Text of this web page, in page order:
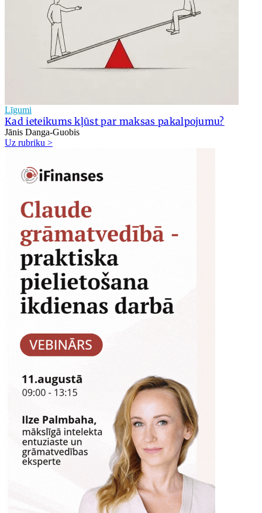
Līgumi
Kad ieteikums kļūst par maksas pakalpojumu?
Jānis Danga-Guobis
Uz rubriku >